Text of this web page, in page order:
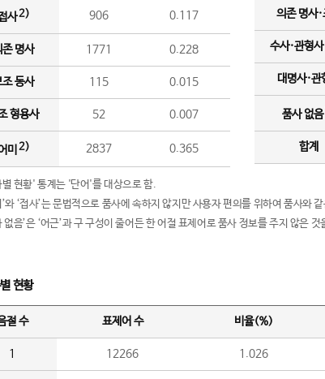
사2) 906 0.117
존 명사 1771 0.228
조 동사 115 0.015
형용사 52 0.007
미 2) 2837 0.365
의존 명사·
수사·관형
대명사·관
품사 없음
합계
현황' 통계는 '단어'를 대상으로 함.
와 ‘접사’는 문법적으로 품사에 속하지 않지만 사용자 편의를 위하여 품사와
없음’은 ‘어근’과 구 구성이 줄어든 한 어절 표제어로 품사 정보를 주지 않은 것
현황
절 수 표제어 수 비율(%)
1 12266 1.026